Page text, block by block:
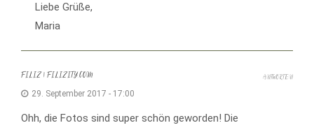
Liebe Grüße,
Maria
FILIZ | FILIZITY.COM
29. September 2017 - 17:00
Ohh, die Fotos sind super schön geworden! Die
ANTWORTEN